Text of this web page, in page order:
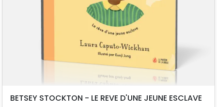
BETSEY STOCKTON - LE REVE D'UNE JEUNE ESCLAVE